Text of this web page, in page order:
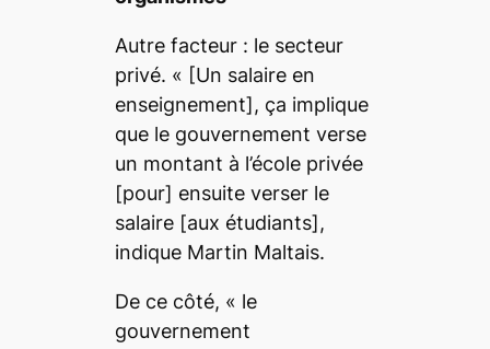
Autre facteur : le secteur
privé. « [Un salaire en
enseignement], ça implique
que le gouvernement verse
un montant à l’école privée
[pour] ensuite verser le
salaire [aux étudiants],
indique Martin Maltais.
De ce côté, « le
gouvernement